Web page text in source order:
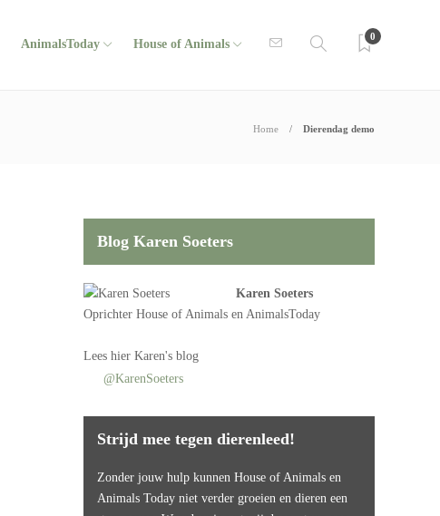
AnimalsToday House of Animals
0
Home Dierendag demo
Blog Karen Soeters
Karen Soeters
OprichterHouse of Animals en AnimalsToday
Leeshier Karen's blog
@KarenSoeters
Strijd mee tegen dierenleed!
Zonder jouw hulp kunnen House of Animals en
Animals Today niet verder groeien en dieren een